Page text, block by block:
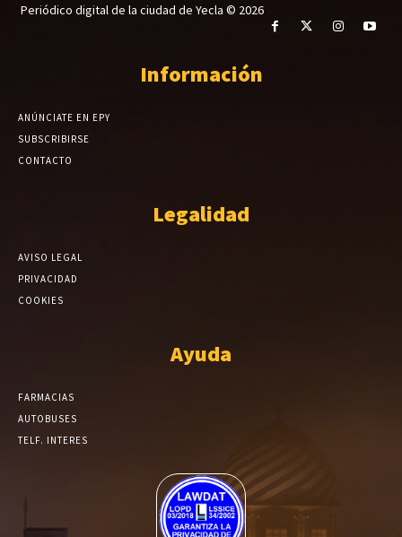
Periódico digital de la ciudad de Yecla © 2026
Información
ANÚNCIATE EN EPY
SUBSCRIBIRSE
CONTACTO
Legalidad
AVISO LEGAL
PRIVACIDAD
COOKIES
Ayuda
FARMACIAS
AUTOBUSES
TELF. INTERES